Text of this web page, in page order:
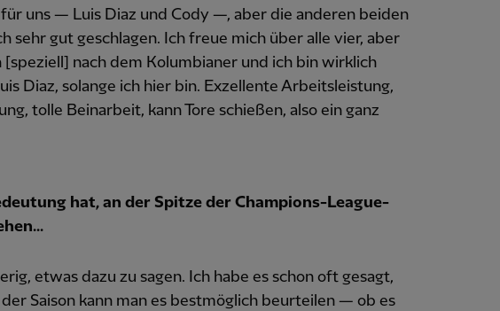
uns — Luis Diaz und Cody —, aber die anderen beiden
sehr gut geschlagen. Ich freue mich über alle vier, aber
nach dem Kolumbianer und ich bin wirklich
Diaz, solange ich hier bin. Exzellente Arbeitsleistung,
tolle Beinarbeit, kann Tore schießen, also ein ganz
hat, an der Spitze der Champions-League-
etwas dazu zu sagen. Ich habe es schon oft gesagt,
Saison kann man es bestmöglich beurteilen — ob es